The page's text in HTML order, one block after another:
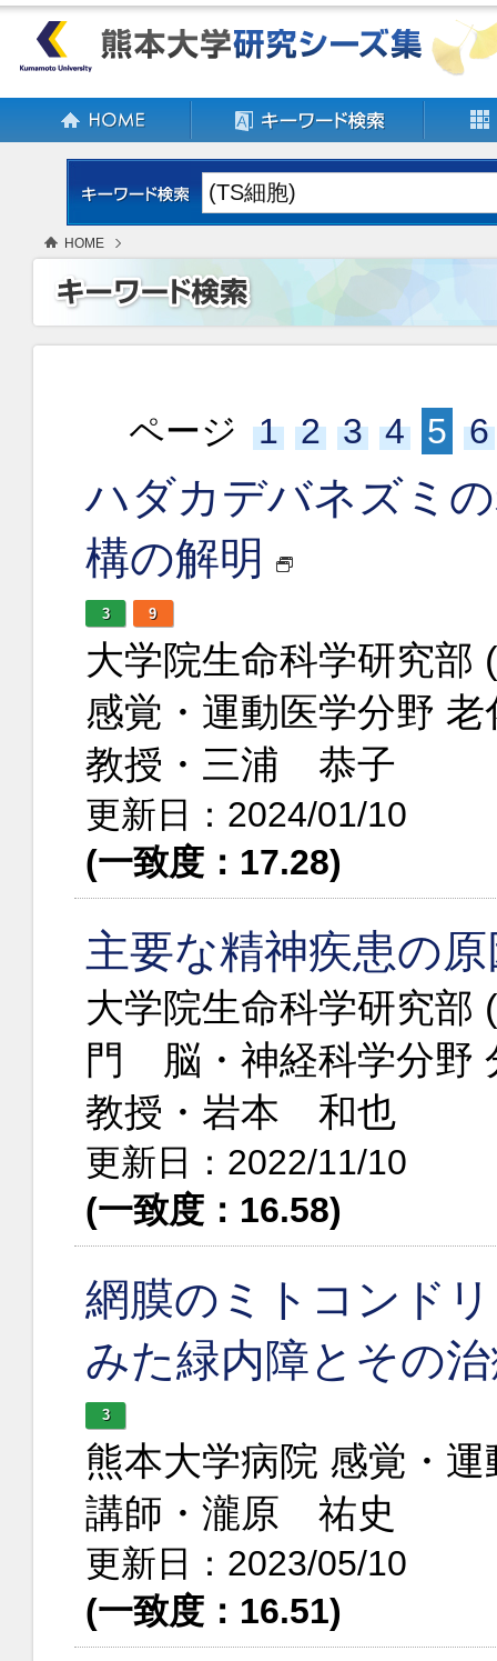
HOME
ページ 1 2 3 4 5 6
ハダカデバネズミ
構の解明
3 9
大学院生命科学研究
感覚・運動医学分野
教授・三浦 恭子
更新日：2024/01/10
(一致度：17.28)
主要な精神疾患の
大学院生命科学研究部
門 脳・神経科学分野
教授・岩本 和也
更新日：2022/11/10
(一致度：16.58)
網膜のミトコンド
みた緑内障とその
3
熊本大学病院 感覚・
講師・瀧原 祐史
更新日：2023/05/10
(一致度：16.51)